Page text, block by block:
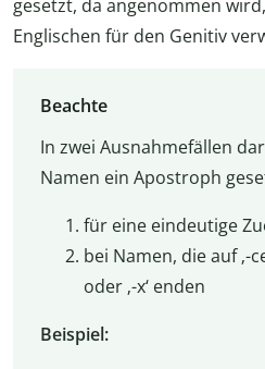
gesetzt, da angenommen
Englischen für den Genitiv
Beachte
In zwei Ausnahmefällen
Namen ein Apostroph
für eine eindeutige
bei Namen, die auf ‚-ce‘,
oder ‚-x‘ enden
Beispiel: